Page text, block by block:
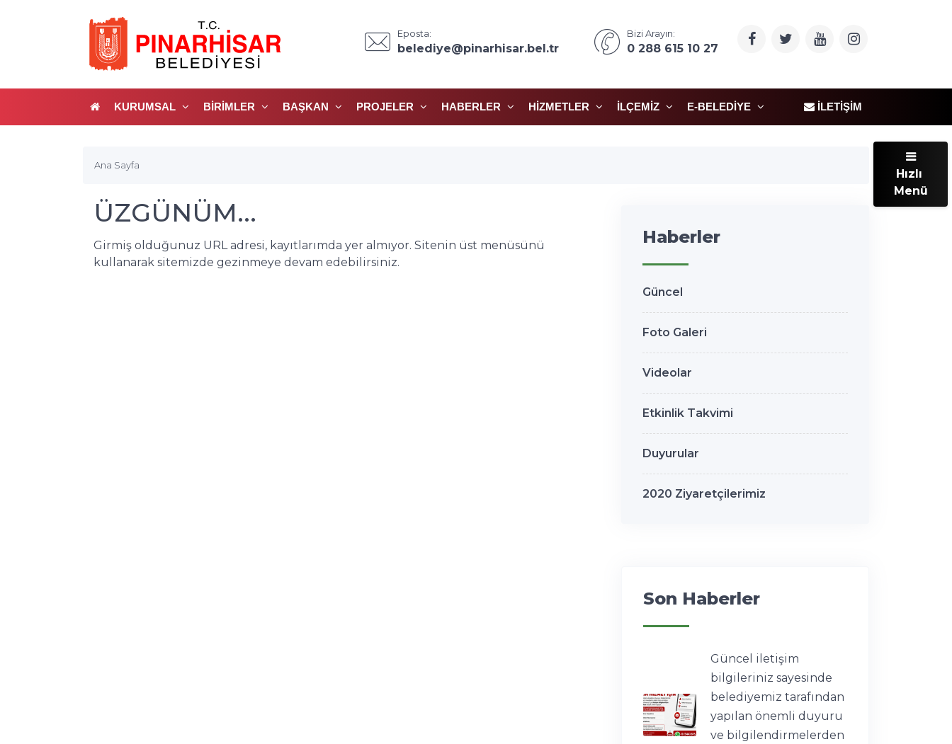
Eposta:
belediye@pinarhisar.bel.tr
Bizi Arayın:
0 288 615 10 27
KURUMSAL BİRİMLER BAŞKAN PROJELER HABERLER HIZMETLER İLÇEMIZ E-BELEDIYE İLETIŞIM
Ana Sayfa
ÜZGÜNÜM...
Girmiş olduğunuz URL adresi, kayıtlarımda yer almıyor. Sitenin üst menüsünü
kullanarak sitemizde gezinmeye devam edebilirsiniz.
Haberler
Güncel
Foto Galeri
Videolar
Etkinlik Takvimi
Duyurular
2020 Ziyaretçilerimiz
Son Haberler
Güncel iletişim
bilgileriniz sayesinde
belediyemiz tarafından
yapılan önemli duyuru
ve bilgilendirmelerden
Hızlı
Menü